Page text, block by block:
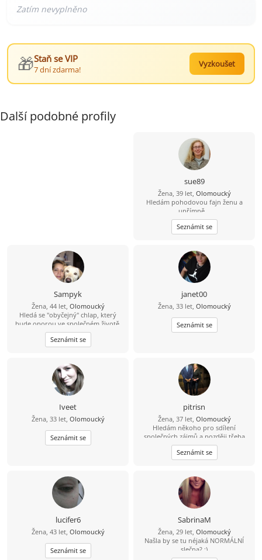
🎁Staň se VIP
7 dní zdarma!
Vyzkoušet
Další podobné profily
sue89
Žena, 39 let, Olomoucký
Hledám pohodovou fajn ženu a
upřímně ..
Seznámit se
Sampyk
Žena, 44 let, Olomoucký
Hledá se "obyčejný" chlap, který
bude oporou ve společném životě.
Seznámit se
janet00
Žena, 33 let, Olomoucký
Seznámit se
Iveet
Žena, 33 let, Olomoucký
Seznámit se
pitrisn
Žena, 37 let, Olomoucký
Hledám někoho pro sdílení
společných zájmů a později třeba
něco víc.
Seznámit se
lucifer6
Žena, 43 let, Olomoucký
Seznámit se
SabrinaM
Žena, 29 let, Olomoucký
Našla by se tu néjaká NORMÁLNÍ
slečna? :)